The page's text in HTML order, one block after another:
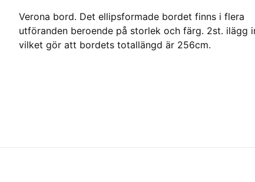
Verona bord. Det ellipsformade bordet finns i flera
utföranden beroende på storlek och färg. 2st. ilägg
vilket gör att bordets totallängd är 256cm.